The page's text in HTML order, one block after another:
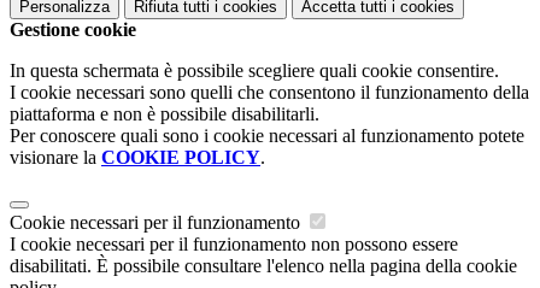
Personalizza Rifiuta tutti i cookies Accetta tutti i cookies
Gestione cookie
In questa schermata è possibile scegliere quali cookie consentire.
I cookie necessari sono quelli che consentono il funzionamento della
piattaforma e non è possibile disabilitarli.
Per conoscere quali sono i cookie necessari al funzionamento potete
visionare la COOKIE POLICY.
Cookie necessari per il funzionamento
I cookie necessari per il funzionamento non possono essere
disabilitati. È possibile consultare l'elenco nella pagina della cookie